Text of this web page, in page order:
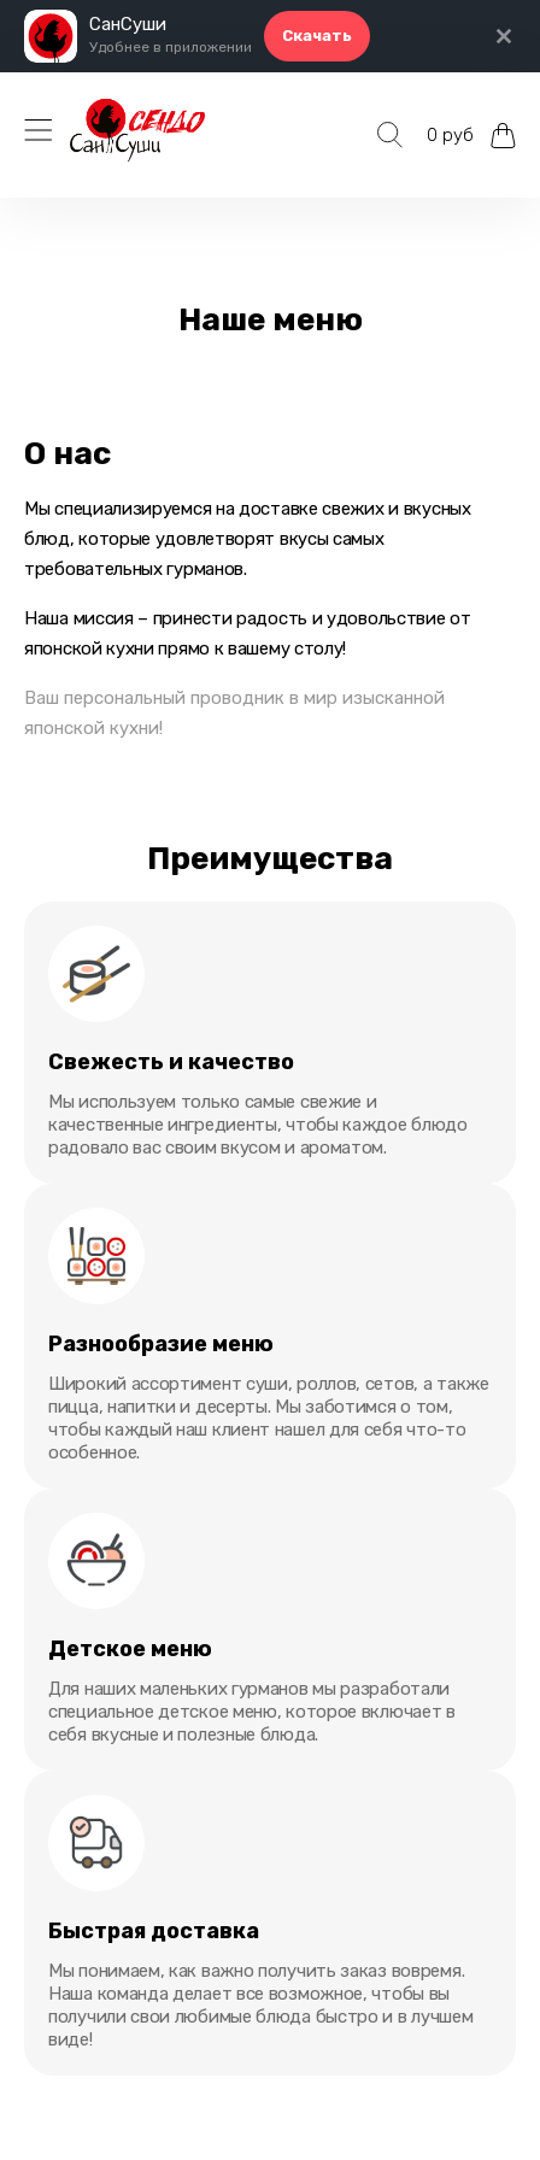
СанСуши
Удобнее в приложении
Скачать
0 руб
Наше меню
О нас
Мы специализируемся на доставке свежих и вкусных
блюд, которые удовлетворят вкусы самых
требовательных гурманов.
Наша миссия – принести радость и удовольствиеот
японской кухни прямо к вашему столу!
Ваш персональный проводник в мир изысканной
японской кухни!
Преимущества
Свежесть и качество
Мы используем только самые свежие и
качественные ингредиенты, чтобы каждое блюдо
радовало вас своим вкусом и ароматом.
Разнообразие меню
Широкий ассортимент суши, роллов, сетов, а также
пицца, напитки и десерты. Мы заботимся о том,
чтобы каждый наш клиент нашел для себя что-то
особенное.
Детское меню
Для наших маленьких гурманов мы разработали
специальное детское меню, которое включает в
себя вкусные и полезные блюда.
Быстрая доставка
Мы понимаем, как важно получить заказ вовремя.
Наша команда делает все возможное, чтобы вы
получили свои любимые блюда быстро и в лучшем
виде!